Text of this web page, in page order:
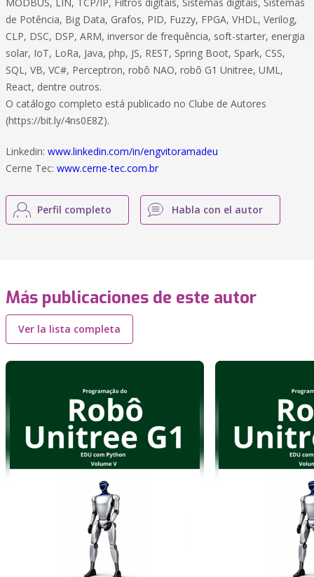
de Potência, Big Data, Grafos, PID, Fuzzy, FPGA, VHDL, Verilog,
CLP, DSC, DSP, ARM, inversor de frequência, soft-starter, energia
solar, IoT, LoRa, Java, php, JS, REST, Spring Boot, Spark, CSS,
SQL, VB, VC#, Perceptron, robô NAO, robô G1 Unitree, UML,
React, dentre outros.
O catálogo completo está publicado no Clube de Autores
(https://bit.ly/4ns0E8Z).
Linkedin: www.linkedin.com/in/engvitoramadeu
Cerne Tec: www.cerne-tec.com.br
Perfil completo Habla con el autor
Más publicaciones de este autor
Ver la lista completa